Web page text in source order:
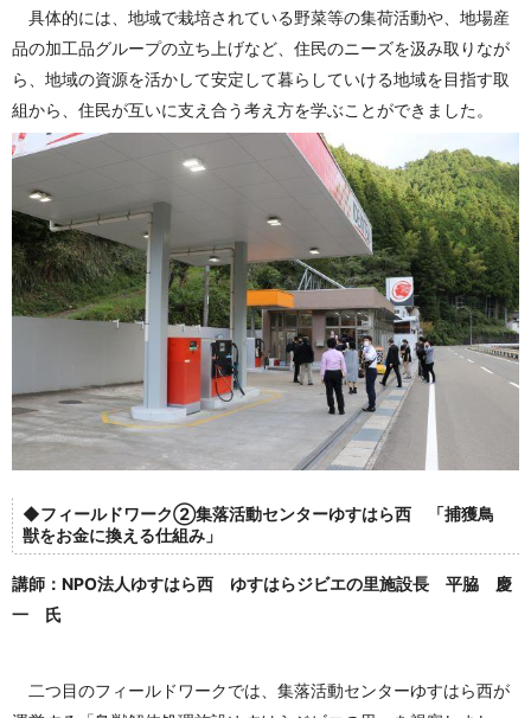
具体的には、地域で栽培されている野菜等の集荷活動や、地場産
品の加工品グループの立ち上げなど、住民のニーズを汲み取りなが
ら、地域の資源を活かして安定して暮らしていける地域を目指す取
組から、住民が互いに支え合う考え方を学ぶことができました。
◆フィールドワーク②集落活動センターゆすはら西 「捕獲鳥
獣をお金に換える仕組み」
講師：NPO法人ゆすはら西 ゆすはらジビエの里施設長 平脇 慶
一 氏
二つ目のフィールドワークでは、集落活動センターゆすはら西が